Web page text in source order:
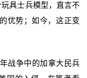
具士兵模型，直言不
优势；如今，这正变
战争中的加拿大民兵